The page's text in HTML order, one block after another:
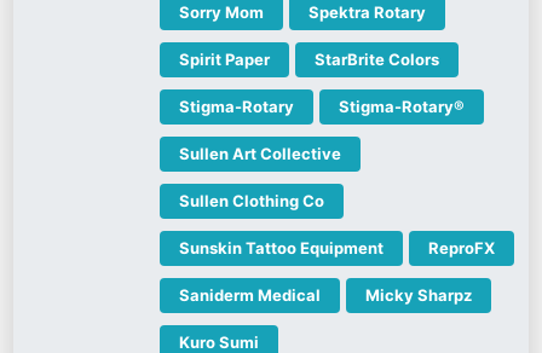
Sorry Mom Spektra Rotary
Spirit Paper StarBrite Colors
Stigma-Rotary Stigma-Rotary®
Sullen Art Collective
Sullen Clothing Co
Sunskin Tattoo Equipment ReproFX
Saniderm Medical Micky Sharpz
Kuro Sumi